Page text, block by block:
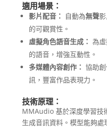
適用場景：
影片配音： 自動為無聲
的可觀賞性。
虛擬角色語音生成： 為
的語音，增強互動性。
多媒體內容創作： 協助
訊，豐富作品表現力。
技術原理：
MMAudio 基於深度學習技
生成音訊資料。模型能夠